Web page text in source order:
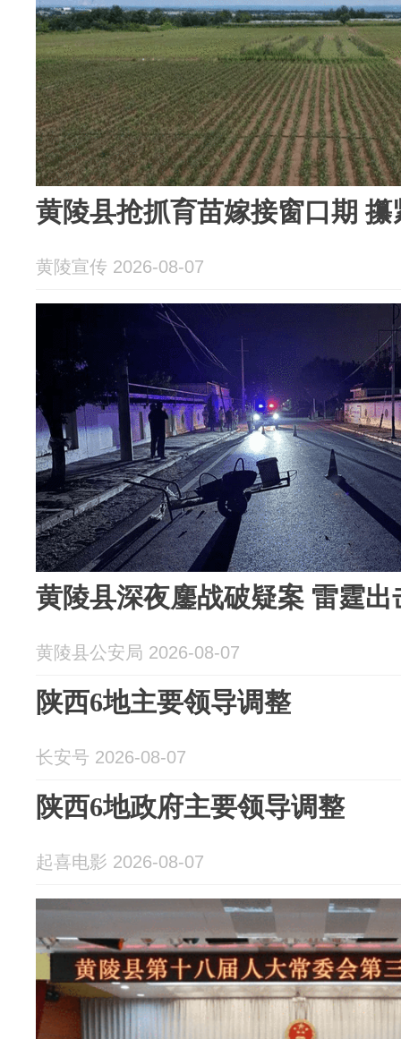
黄陵县抢抓育苗嫁接窗口期 攥
黄陵宣传 2026-08-07
黄陵县深夜鏖战破疑案 雷霆出
黄陵县公安局 2026-08-07
陕西6地主要领导调整
长安号 2026-08-07
陕西6地政府主要领导调整
起喜电影 2026-08-07